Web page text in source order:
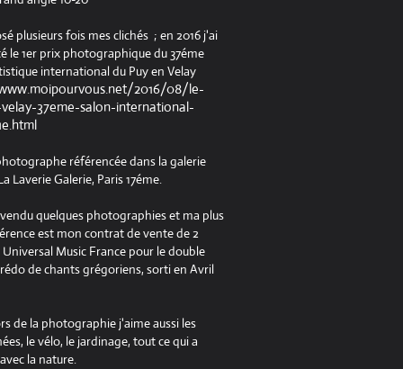
plusieurs fois mes clichés ; en 2016 j'ai
le 1er prix photographique du 37éme
international du Puy en Velay
2016/08/le-
37eme-salon-international-
référencée dans la galerie
Laverie Galerie, Paris 17éme.
quelques photographies et ma plus
est mon contrat de vente de 2
Universal Music France pour le double
de chants grégoriens, sorti en Avril
de la photographie j'aime aussi les
le vélo, le jardinage, tout ce qui a
la nature.